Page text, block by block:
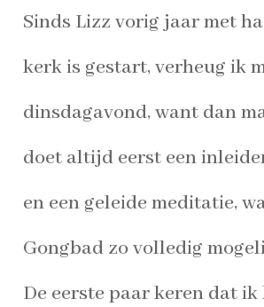
Sinds Lizz vorig jaar met
kerk is gestart, verheug ik
dinsdagavond, want dan
doet altijd eerst een
en een geleide meditatie,
Gongbad zo volledig
De eerste paar keren dat